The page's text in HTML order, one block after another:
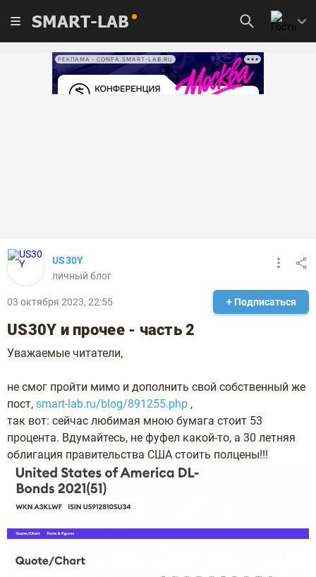
SMART-LAB
РЕКЛАМА • CONFA.SMART-LAB.RU
US30Y
личный блог
03 октября 2023, 22:55 + Подписаться
US30Y и прочее - часть 2
Уважаемые читатели,
не смог пройти мимо и дополнить свой собственный же
пост, smart-lab.ru/blog/891255.php ,
так вот: сейчас любимая мною бумага стоит 53
процента. Вдумайтесь, не фуфел какой-то, а 30 летняя
облигация правительства США стоить полцены!!!